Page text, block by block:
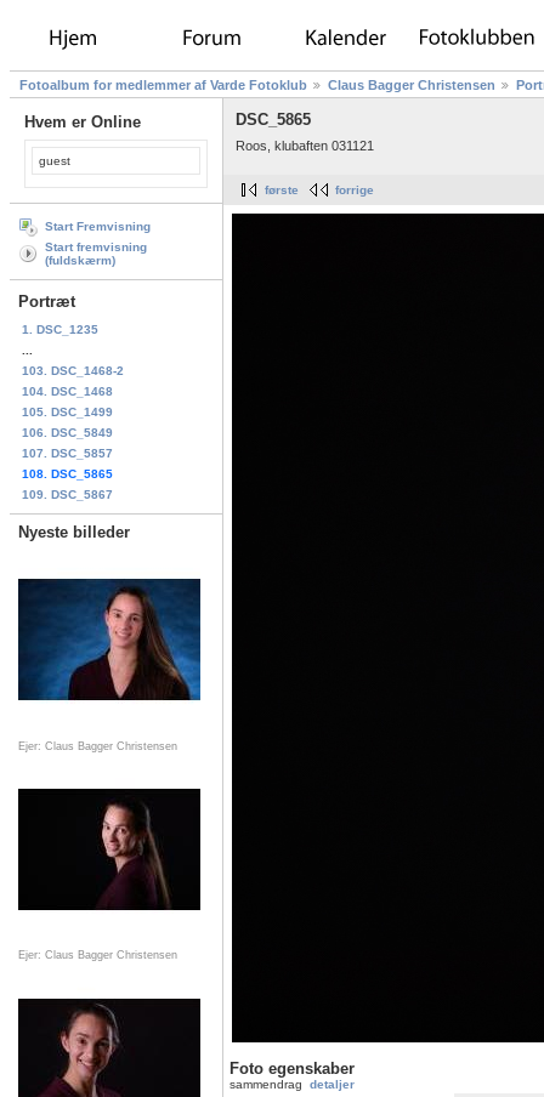
Fotoalbum for medlemmer af Varde Fotoklub Claus Bagger Christensen
Hvem er Online
guest
Start Fremvisning
Start fremvisning
(fuldskærm)
Portræt
1. DSC_1235
103. DSC_1468-2
104. DSC_1468
105. DSC_1499
106. DSC_5849
107. DSC_5857
108. DSC_5865
109. DSC_5867
Nyeste billeder
Ejer: Claus Bagger Christensen
Ejer: Claus Bagger Christensen
DSC_5865
Roos, klubaften 031121
første forrige
Foto egenskaber
sammendrag detaljer